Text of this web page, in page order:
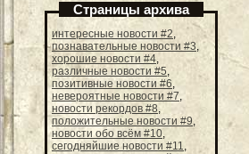
Страницы архива
интересные новости #2
познавательные новости #3,
хорошие новости #4
различные новости #5
позитивные новости #6
невероятные новости #7
новости рекордов #8,
положительные новости #9
новости обо всём #10,
сегодняйшие новости #11